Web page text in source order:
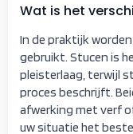
Wat is het
In de praktijk
gebruikt. Stucen is
pleisterlaag, terwijl
proces beschrijft.
afwerking met verf
uw situatie het beste